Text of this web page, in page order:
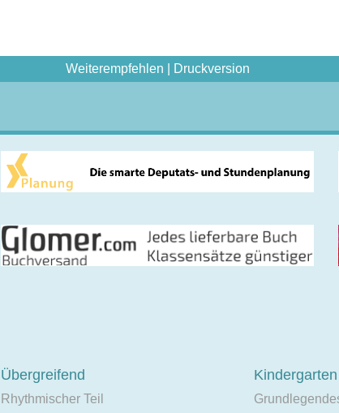
Weiterempfehlen Druckversion
Übergreifend
Rhythmischer Teil
Kindergarten